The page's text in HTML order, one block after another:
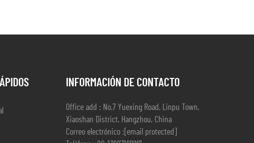
INFORMACIÓN DE CONTACTO
Office add : No.7 Yuexing Road, Linpu Town,
Xiaoshan District, Hangzhou, China
Correo electrónico : [email protected]